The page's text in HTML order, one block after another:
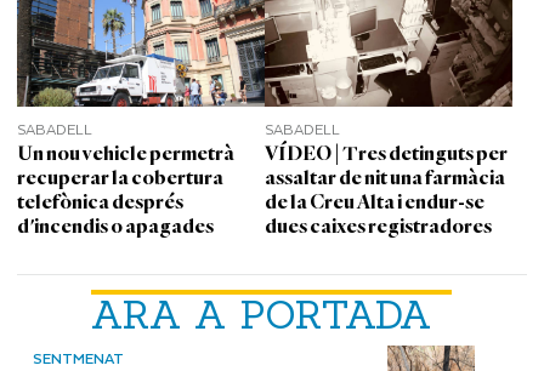
ARA A PORTADA
SENTMENAT
SABADELL
Un nou vehicle permetrà
recuperar la cobertura
telefònica després
d'incendis o apagades
SABADELL
VÍDEO | Tres detinguts per
assaltar de nit una farmàcia
de la Creu Alta i endur-se
dues caixes registradores